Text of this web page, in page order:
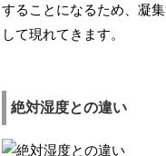
することになるため、凝
して現れてきます。
絶対湿度との違い